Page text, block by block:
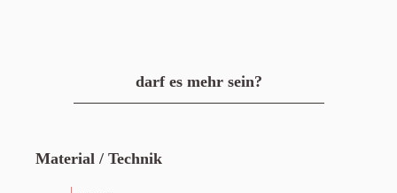
darf es mehr sein?
Material / Technik